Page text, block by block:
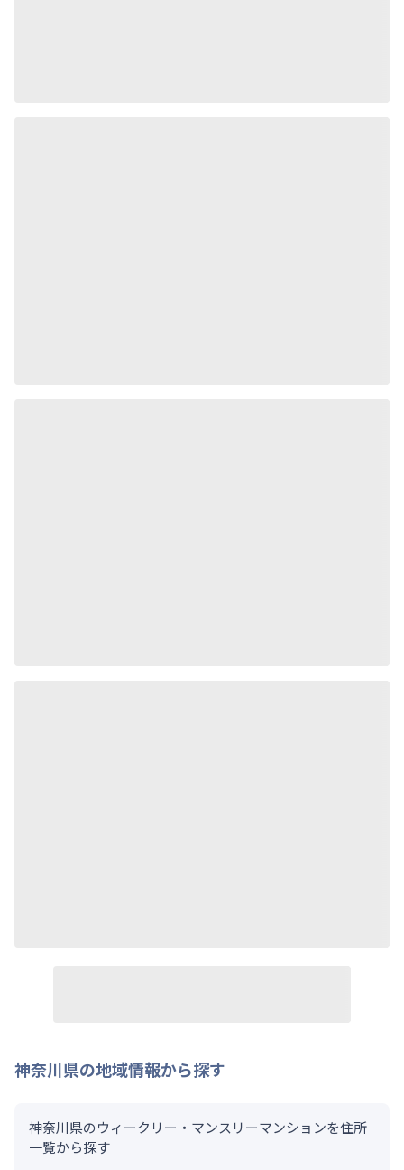
神奈川県の地域情報から探す
神奈川県のウィークリー・マンスリーマンションを住所
一覧から探す